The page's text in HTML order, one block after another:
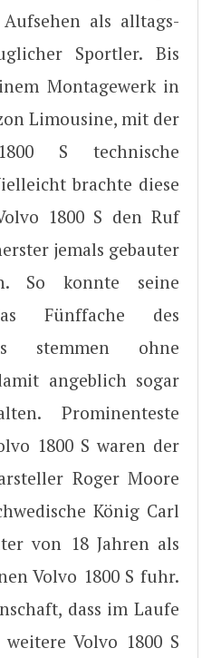
als alltags-
Sportler. Bis
Montagewerk in
Limousine, mit der
S technische
brachte diese
1800 S den Ruf
jemals gebauter
So konnte seine
Fünffache des
stemmen ohne
angeblich sogar
Prominenteste
1800 S waren der
Roger Moore
König Carl
von 18 Jahren als
Volvo 1800 S fuhr.
dass im Laufe
Volvo 1800 S